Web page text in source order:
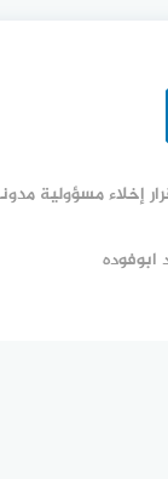
إخلاء مسؤولية